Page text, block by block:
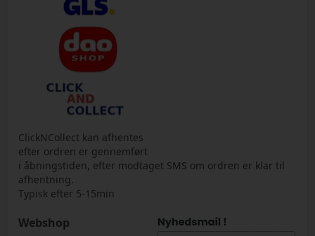
ClickNCollect kan afhentes
efter ordren er gennemført
i åbningstiden, efter modtaget SMS om ordren er klar til
afhentning.
Typisk efter 5-15min
Webshop